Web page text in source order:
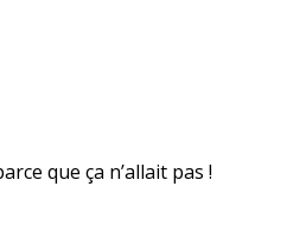
que ça n’allait pas !